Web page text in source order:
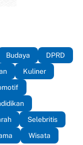
Budaya
DPRD
Kuliner
Selebritis
Wisata